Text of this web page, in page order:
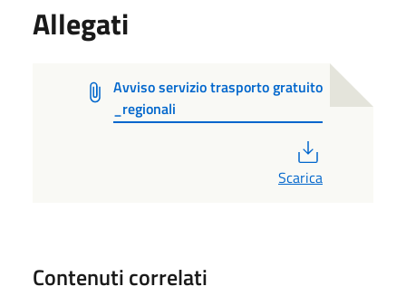
Allegati
Avviso servizio trasporto gratuito
_regionali
Scarica
Contenuti correlati